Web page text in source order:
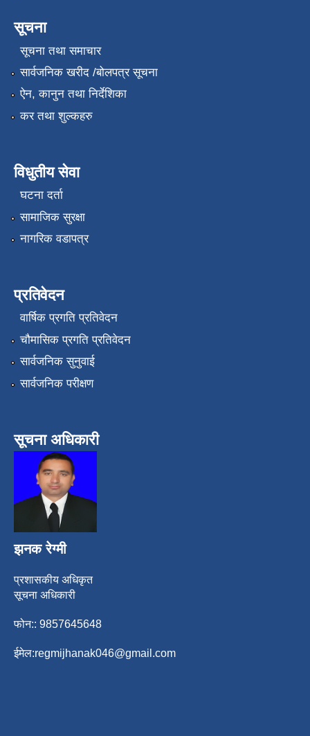
सूचना
सूचना तथा समाचार
सार्वजनिक खरीद /बोलपत्र सूचना
ऐन, कानुन तथा निर्देशिका
कर तथा शुल्कहरु
विधुतीय सेवा
घटना दर्ता
सामाजिक सुरक्षा
नागरिक वडापत्र
प्रतिवेदन
वार्षिक प्रगति प्रतिवेदन
चौमासिक प्रगति प्रतिवेदन
सार्वजनिक सुनुवाई
सार्वजनिक परीक्षण
सूचना अधिकारी
झनक रेग्मी
प्रशासकीय अधिकृत
सूचना अधिकारी
फोन:: 9857645648
ईमेल:regmijhanak046@gmail.com